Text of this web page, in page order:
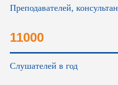
Преподавателей,
11000
Слушателей в год